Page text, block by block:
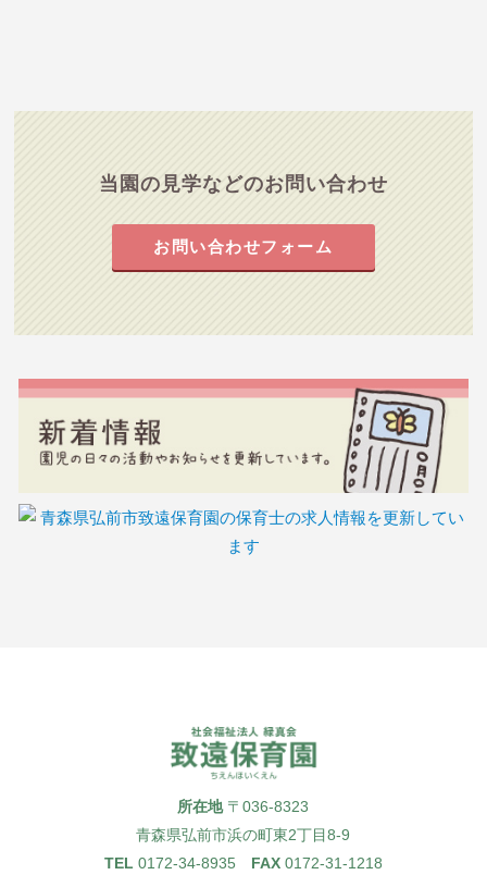
当園の見学などのお問い合わせ
お問い合わせフォーム
所在地〒036-8323
青森県弘前市浜の町東2丁目8-9
TEL 0172-34-8935 FAX0172-31-1218